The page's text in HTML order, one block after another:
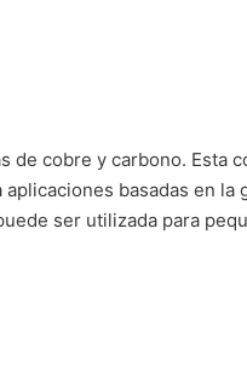
de cobre y carbono.
aplicaciones basadas en
ser utilizada para